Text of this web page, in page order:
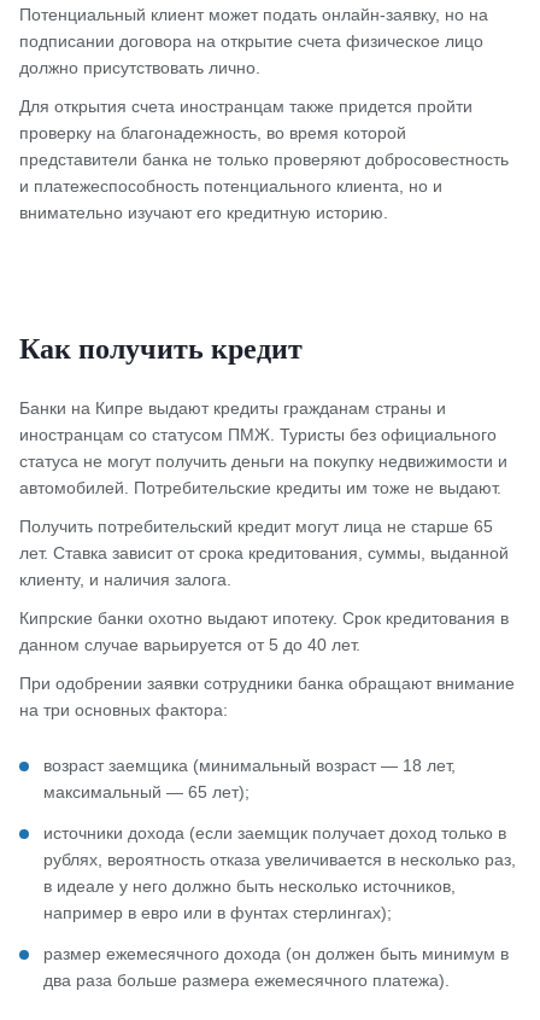
Потенциальный клиент может подать онлайн-заявку, но на
подписании договора на открытие счета физическое лицо
должно присутствовать лично.
Для открытия счета иностранцам также придется пройти
проверку на благонадежность, во время которой
представители банка не только проверяют добросовестность
и платежеспособность потенциального клиента, но и
внимательно изучают его кредитную историю.
Как получить кредит
Банки на Кипре выдают кредиты гражданам страны и
иностранцам со статусом ПМЖ. Туристы без официального
статуса не могут получить деньги на покупку недвижимости и
автомобилей. Потребительские кредиты им тоже не выдают.
Получить потребительский кредит могут лица не старше 65
лет. Ставка зависит от срока кредитования, суммы, выданной
клиенту, и наличия залога.
Кипрские банки охотно выдают ипотеку. Срок кредитования в
данном случае варьируется от 5 до 40 лет.
При одобрении заявки сотрудники банка обращают внимание
на три основных фактора:
возраст заемщика (минимальный возраст — 18 лет,
максимальный — 65 лет);
источники дохода (если заемщик получает доход только в
рублях, вероятность отказа увеличивается в несколько раз,
в идеале у него должно быть несколько источников,
например в евро или в фунтах стерлингах);
размер ежемесячного дохода (он должен быть минимум в
два раза больше размера ежемесячного платежа).